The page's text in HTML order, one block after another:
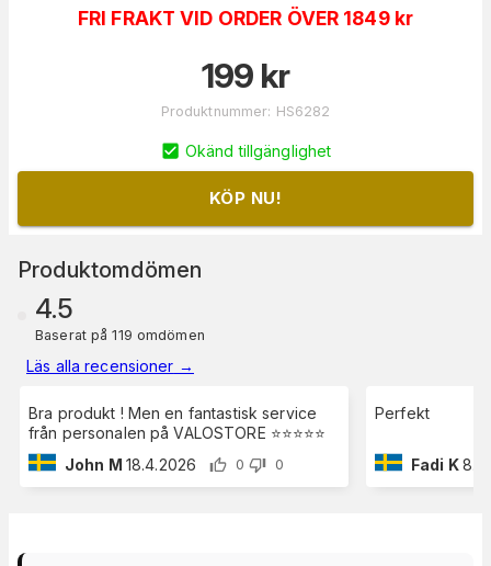
FRI FRAKT VID ORDER ÖVER 1849 kr
199 kr
Produktnummer: HS6282
Okänd tillgänglighet
KÖP NU!
Produktomdömen
4.5
Baserat på 119 omdömen
Läs alla recensioner →
Bra produkt ! Men en fantastisk service
från personalen på VALOSTORE ⭐️⭐️⭐️⭐️⭐️
John M 18.4.2026 0 0
Perfekt
Fadi K